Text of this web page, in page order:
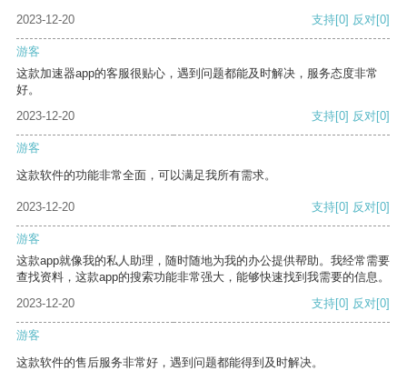
2023-12-20 支持[0] 反对[0]
游客
这款加速器app的客服很贴心，遇到问题都能及时解决，服务态度非常
好。
2023-12-20
支持[0] 反对[0]
游客
这款软件的功能非常全面，可以满足我所有需求。
2023-12-20 支持[0] 反对[0]
游客
这款app就像我的私人助理，随时随地为我的办公提供帮助。我经常需要
查找资料，这款app的搜索功能非常强大，能够快速找到我需要的信息。
2023-12-20
支持[0] 反对[0]
游客
这款软件的售后服务非常好，遇到问题都能得到及时解决。